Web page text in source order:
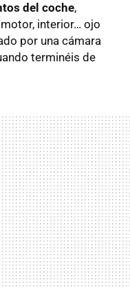
del coche,
interior… ojo
por una cámara
terminéis de